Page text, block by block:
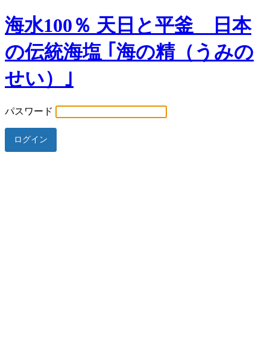
海水100％ 天日と平釜 日本
の伝統海塩 ｢海の精（うみの
せい）｣
パスワード